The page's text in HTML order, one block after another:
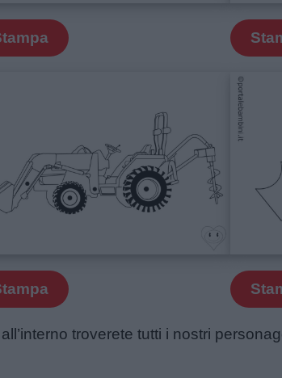
all’interno troverete tutti i nostri